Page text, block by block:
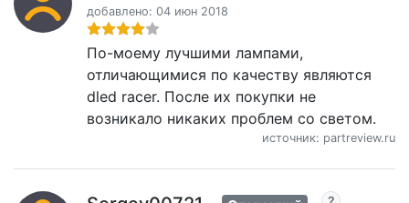
добавлено: 04 июн 2018
По-моему лучшими лампами,
отличающимися по качеству являются
dled racer. После их покупки не
возникало никаких проблем со светом.
источник: partreview.ru